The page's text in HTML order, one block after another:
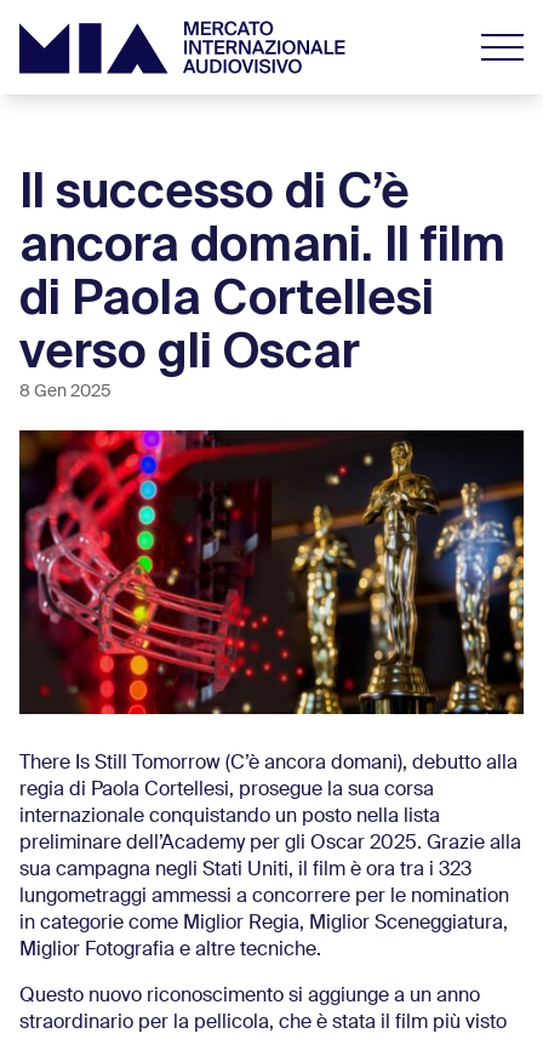
Il successo di C’è
ancora domani. Il film
di Paola Cortellesi
verso gli Oscar
8 Gen 2025
There Is Still Tomorrow (C’è ancora domani), debutto alla
regia di Paola Cortellesi, prosegue la sua corsa
internazionale conquistando un posto nella lista
preliminare dell’Academy per gli Oscar 2025. Grazie alla
sua campagna negli Stati Uniti, il film è ora tra i 323
lungometraggi ammessi a concorrere per le nomination
in categorie come Miglior Regia, Miglior Sceneggiatura,
Miglior Fotografia e altre tecniche.
Questo nuovo riconoscimento si aggiunge a un anno
straordinario per la pellicola, che è stata il film più visto